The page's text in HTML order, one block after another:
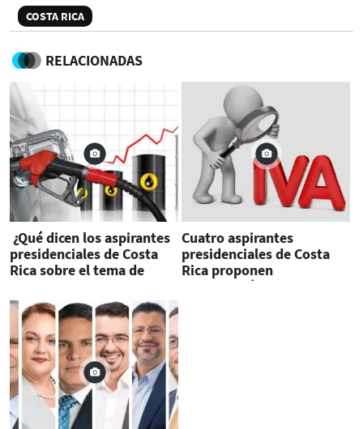
COSTA RICA
RELACIONADAS
¿Qué dicen los aspirantes
presidenciales de Costa
Rica sobre el tema de
Cuatro aspirantes
presidenciales de Costa
Rica proponen
modificación del IVA